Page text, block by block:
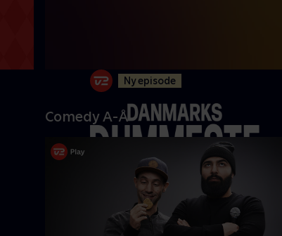
Ny episode
Ti modige kendte danskere kæmper
for at undgå titlen som 'Danmarks
dummeste'
Comedy A-Å